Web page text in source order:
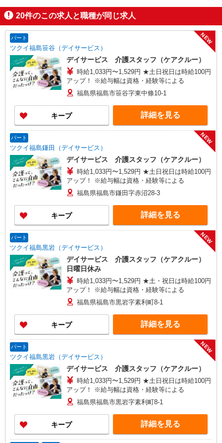
20件のこの求人と職種が同じ求人
パート
ツクイ福島笹谷（デイサービス）
NEW
デイサービス 介護スタッフ（ケアクルー）
時給1,033円〜1,529円 ★土日祝日は時給100円
アップ！ ※給与幅は資格・経験等による
福島県福島市笹谷字東中條10-1
キープ 詳細を見る
パート
ツクイ福島鎌田（デイサービス）
NEW
デイサービス 介護スタッフ（ケアクルー）
時給1,033円〜1,529円 ★土日祝日は時給100円
アップ！ ※給与幅は資格・経験等による
福島県福島市鎌田字赤沼28-3
キープ 詳細を見る
パート
ツクイ福島黒岩（デイサービス）
NEW
デイサービス 介護スタッフ（ケアクルー）
日曜日休み
時給1,033円〜1,529円 ★土・祝日は時給100円
アップ！ ※給与幅は資格・経験等による
福島県福島市黒岩字素利町8-1
キープ 詳細を見る
パート
ツクイ福島黒岩（デイサービス）
NEW
デイサービス 介護スタッフ（ケアクルー）
時給1,033円〜1,529円 ★土日祝日は時給100円
アップ！ ※給与幅は資格・経験等による
福島県福島市黒岩字素利町8-1
キープ 詳細を見る